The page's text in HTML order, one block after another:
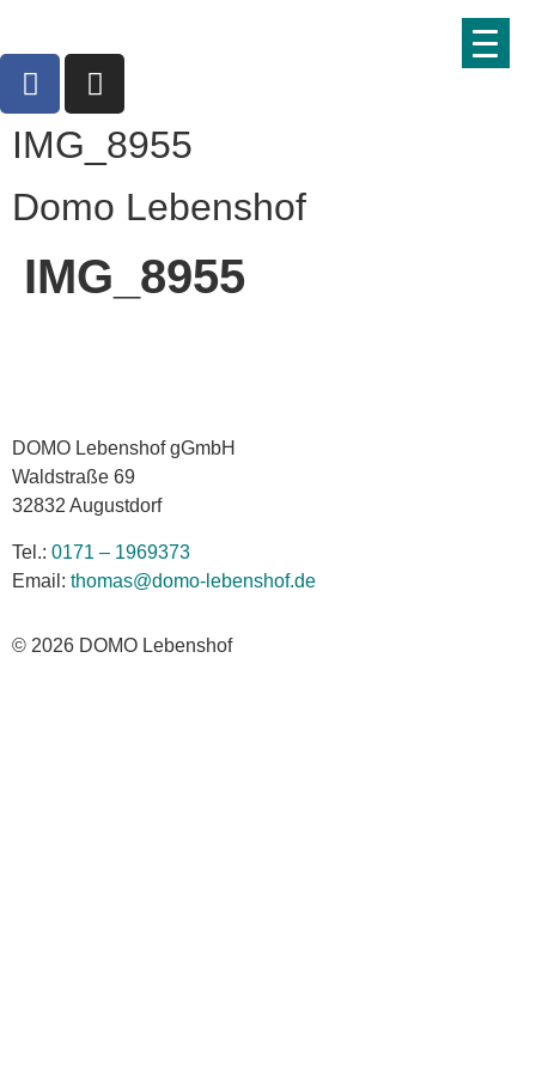
IMG_8955
Domo Lebenshof
IMG_8955
DOMO Lebenshof gGmbH
Waldstraße 69
32832 Augustdorf
Tel.: 0171 – 1969373
Email: thomas@domo-lebenshof.de
© 2026 DOMO Lebenshof